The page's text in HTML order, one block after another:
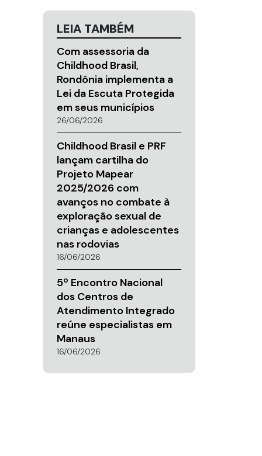
LEIA TAMBÉM
Com assessoria da
Childhood Brasil,
Rondônia implementa a
Lei da Escuta Protegida
em seus municípios
26/06/2026
Childhood Brasil e PRF
lançam cartilha do
Projeto Mapear
2025/2026 com
avanços no combate à
exploração sexual de
crianças e adolescentes
nas rodovias
16/06/2026
5º Encontro Nacional
dos Centros de
Atendimento Integrado
reúne especialistas em
Manaus
16/06/2026